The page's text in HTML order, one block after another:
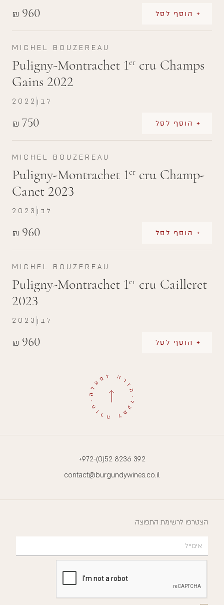
₪ 960 + הוסף לסל
MICHEL BOUZEREAU
Puligny-Montrachet 1er cru Champs
Gains 2022
₪ 750 + הוסף לסל
2022 לבן
MICHEL BOUZEREAU
Puligny-Montrachet 1er cru Champ-
Canet 2023
₪ 960 + הוסף לסל
2023 לבן
MICHEL BOUZEREAU
Puligny-Montrachet 1er cru Cailleret
2023
₪ 960 + הוסף לסל
2023 לבן
+972-(0)52 8236 392
contact@burgundywines.co.il
הצטרפו לרשימת התפוצה